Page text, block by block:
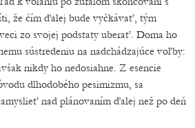
že čím ďalej bude vyčkávať, tým
zo svojej podstaty uberať. Doma ho
sústredeniu na nadchádzajúce voľby:
nikdy ho nedosiahne. Z esencie
dlhodobého pesimizmu, sa
nad plánovaním ďalej než po deň